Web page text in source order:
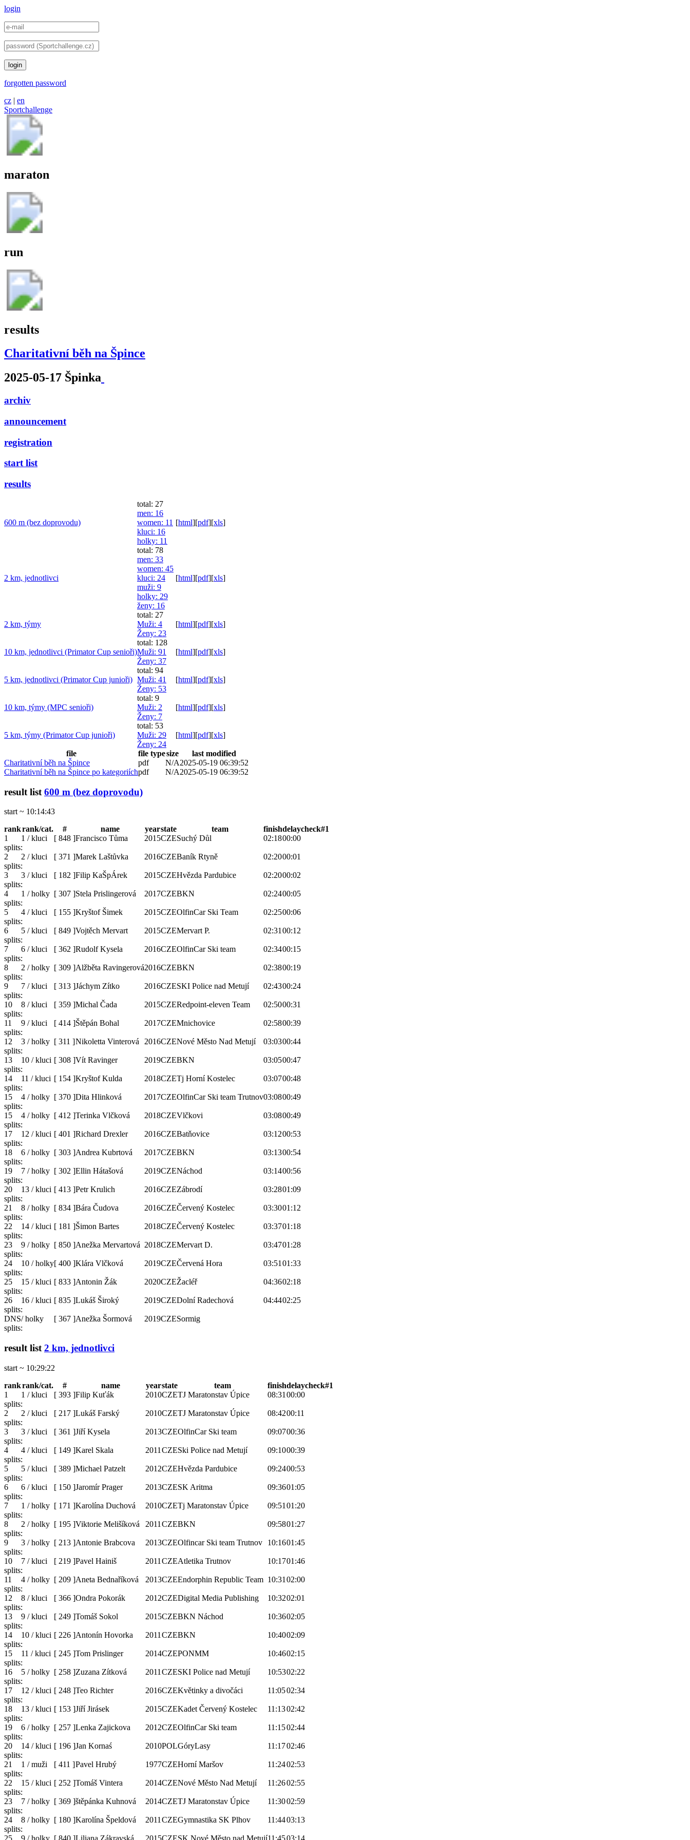
login
login
forgotten password
cz | en
Sportchallenge
maraton
run
results
Charitativní běh na Špince
2025-05-17 Špinka
archiv
announcement
registration
start list
results
600 m (bez doprovodu)
total: 27
men: 16
women: 11
kluci: 16
holky: 11
[html][pdf][xls]
2 km, jednotlivci
total: 78
men: 33
women: 45
kluci: 24
muži: 9
holky: 29
ženy: 16
[html][pdf][xls]
2 km, týmy
total: 27
Muži: 4
Ženy: 23
[html][pdf][xls]
10 km, jednotlivci (Primator Cup senioři)
total: 128
Muži: 91
Ženy: 37
[html][pdf][xls]
5 km, jednotlivci (Primator Cup junioři)
total: 94
Muži: 41
Ženy: 53
[html][pdf][xls]
10 km, týmy (MPC senioři)
total: 9
Muži: 2
Ženy: 7
[html][pdf][xls]
5 km, týmy (Primator Cup junioři)
total: 53
Muži: 29
Ženy: 24
[html][pdf][xls]
file file typesize
last modified
Charitativní běh na Špince
pdf N/A2025-05-19 06:39:52
Charitativní běh na Špince po kategoriíchpdf N/A2025-05-19 06:39:52
result list 600 m (bez doprovodu)
start ~ 10:14:43
rankrank/cat. # name yearstate team finishdelaycheck#1
1
1 / kluci [ 848 ]Francisco Tůma 2015CZESuchý Důl 02:1800:00
splits:
2
2 / kluci [ 371 ]Marek Laštůvka 2016CZEBaník Rtyně 02:2000:01
splits:
3
3 / kluci [ 182 ]Filip KaŠpÁrek 2015CZEHvězda Pardubice 02:2000:02
splits:
4
1 / holky [ 307 ]Stela Prislingerová 2017CZEBKN 02:2400:05
splits:
5
4 / kluci [ 155 ]Kryštof Šimek 2015CZEOlfinCar Ski Team 02:2500:06
splits:
6
5 / kluci [ 849 ]Vojtěch Mervart 2015CZEMervart P. 02:31 00:12
splits:
7
6 / kluci [ 362 ]Rudolf Kysela 2016CZEOlfinCar Ski team 02:3400:15
splits:
8
2 / holky [ 309 ]Alžběta Ravingerová2016CZEBKN 02:3800:19
splits:
9
7 / kluci [ 313 ]Jáchym Zítko 2016CZESKI Police nad Metují 02:4300:24
splits:
10
8 / kluci [ 359 ]Michal Čada 2015CZERedpoint-eleven Team 02:5000:31
splits:
11
9 / kluci [ 414 ]Štěpán Bohal 2017CZEMnichovice 02:5800:39
splits:
12
3 / holky [ 311 ]Nikoletta Vinterová 2016CZENové Město Nad Metují 03:0300:44
splits:
13
10 / kluci [ 308 ]Vít Ravinger 2019CZEBKN 03:0500:47
splits:
14
11 / kluci [ 154 ]Kryštof Kulda 2018CZETj Horní Kostelec 03:0700:48
splits:
15
4 / holky [ 370 ]Dita Hlinková 2017CZEOlfinCar Ski team Trutnov03:0800:49
splits:
15
4 / holky [ 412 ]Terinka Vlčková 2018CZEVlčkovi 03:0800:49
splits:
17
12 / kluci [ 401 ]Richard Drexler 2016CZEBatňovice 03:1200:53
splits:
18
6 / holky [ 303 ]Andrea Kubrtová 2017CZEBKN 03:1300:54
splits:
19
7 / holky [ 302 ]Ellin Hátašová 2019CZENáchod 03:1400:56
splits:
20
13 / kluci [ 413 ]Petr Krulich 2016CZEZábrodí 03:2801:09
splits:
21
8 / holky [ 834 ]Bára Čudova 2016CZEČervený Kostelec 03:3001:12
splits:
22
14 / kluci [ 181 ]Šimon Bartes 2018CZEČervený Kostelec 03:3701:18
splits:
23
9 / holky [ 850 ]Anežka Mervartová 2018CZEMervart D. 03:4701:28
splits:
24
10 / holky[ 400 ]Klára Vlčková 2019CZEČervená Hora 03:51 01:33
splits:
25
15 / kluci [ 833 ]Antonin Žák 2020CZEŽacléř 04:3602:18
splits:
26
16 / kluci [ 835 ]Lukáš Široký 2019CZEDolní Radechová 04:4402:25
splits:
DNS/ holky [ 367 ]Anežka Šormová 2019CZESormig
splits:
result list 2 km, jednotlivci
start ~ 10:29:22
rankrank/cat. # name yearstate team finishdelaycheck#1
1
1 / kluci [ 393 ]Filip Kuťák 2010CZETJ Maratonstav Úpice 08:31 00:00
splits:
2
2 / kluci [ 217 ]Lukáš Farský 2010CZETJ Maratonstav Úpice 08:4200:11
splits:
3
3 / kluci [ 361 ]Jiří Kysela 2013CZEOlfinCar Ski team 09:0700:36
splits:
4
4 / kluci [ 149 ]Karel Skala 2011 CZESki Police nad Metují 09:1000:39
splits:
5
5 / kluci [ 389 ]Michael Patzelt 2012CZEHvězda Pardubice 09:2400:53
splits:
6
6 / kluci [ 150 ]Jaromír Prager 2013CZESK Aritma 09:3601:05
splits:
7
1 / holky [ 171 ]Karolína Duchová 2010CZETj Maratonstav Úpice 09:51 01:20
splits:
8
2 / holky [ 195 ]Viktorie Melišíková 2011 CZEBKN 09:5801:27
splits:
9
3 / holky [ 213 ]Antonie Brabcova 2013CZEOlfincar Ski team Trutnov 10:1601:45
splits:
10
7 / kluci [ 219 ]Pavel Hainiš 2011 CZEAtletika Trutnov 10:1701:46
splits:
11
4 / holky [ 209 ]Aneta Bednaříková 2013CZEEndorphin Republic Team 10:31 02:00
splits:
12
8 / kluci [ 366 ]Ondra Pokorák 2012CZEDigital Media Publishing 10:3202:01
splits:
13
9 / kluci [ 249 ]Tomáš Sokol 2015CZEBKN Náchod 10:3602:05
splits:
14
10 / kluci [ 226 ]Antonín Hovorka 2011 CZEBKN 10:4002:09
splits:
15
11 / kluci [ 245 ]Tom Prislinger 2014CZEPONMM 10:4602:15
splits:
16
5 / holky [ 258 ]Zuzana Zítková 2011 CZESKI Police nad Metují 10:5302:22
splits:
17
12 / kluci [ 248 ]Teo Richter 2016CZEKvětinky a divočáci 11:0502:34
splits:
18
13 / kluci [ 153 ]Jiří Jirásek 2015CZEKadet Červený Kostelec 11:1302:42
splits:
19
6 / holky [ 257 ]Lenka Zajickova 2012CZEOlfinCar Ski team 11:1502:44
splits:
20
14 / kluci [ 196 ]Jan Kornaś 2010POLGóryLasy 11:1702:46
splits:
21
1 / muži [ 411 ]Pavel Hrubý 1977CZEHorní Maršov 11:2402:53
splits:
22
15 / kluci [ 252 ]Tomáš Vintera 2014CZENové Město Nad Metují 11:2602:55
splits:
23
7 / holky [ 369 ]štěpánka Kuhnová 2014CZETJ Maratonstav Úpice 11:3002:59
splits:
24
8 / holky [ 180 ]Karolína Špeldová 2011 CZEGymnastika SK Plhov 11:4403:13
splits:
25
9 / holky [ 840 ]Liliana Zákravská 2015CZESK Nové Město nad Metují11:4503:14